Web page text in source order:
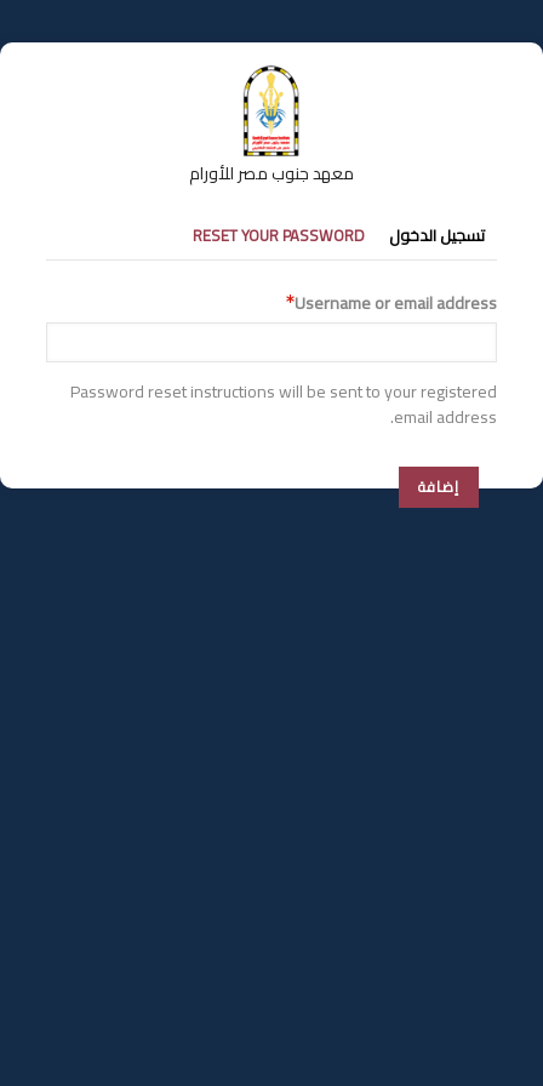
إلى
المحتوى
معهد جنوب مصر للأورام
التبويبات
الأساسية
تسجيل الدخول RESET YOUR PASSWORD
Username or email address
Password reset instructions will be sent to your registered
email address.